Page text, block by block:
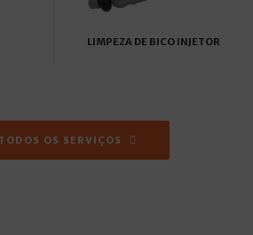
LIMPEZA DE BICO INJETOR
OS SERVIÇOS